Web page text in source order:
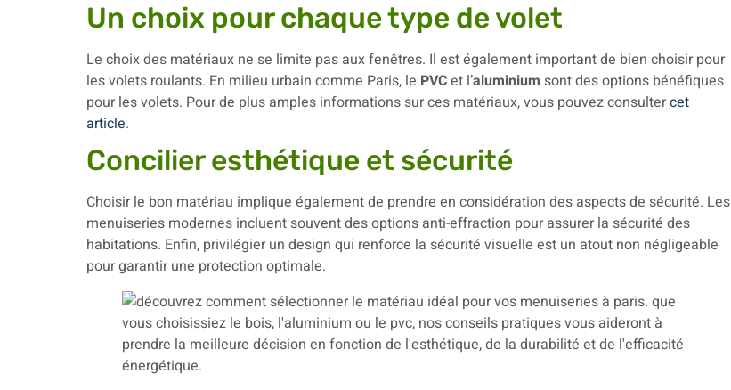
Un choix pour chaque type de volet
Le choix des matériaux ne se limite pas aux fenêtres. Il est également important de bien choisir pour
les volets roulants. En milieu urbain comme Paris, le PVCet l’aluminium sont des options bénéfiques
pour les volets. Pour de plus amples informations sur ces matériaux, vous pouvez consultercet
article.
Concilier esthétique et sécurité
Choisir le bon matériau implique également de prendre en considération des aspects de sécurité. Les
menuiseries modernes incluent souvent des options anti-effraction pour assurer la sécurité des
habitations. Enfin, privilégier un design qui renforce la sécurité visuelle est un atout non négligeable
pour garantir une protection optimale.